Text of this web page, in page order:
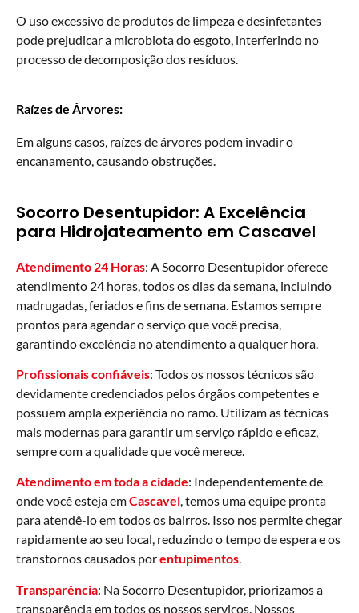
O uso excessivo de produtos de limpeza e desinfetantes
pode prejudicar a microbiota do esgoto, interferindo no
processo de decomposição dos resíduos.
Raízes de Árvores:
Em alguns casos, raízes de árvores podem invadir o
encanamento, causando obstruções.
Socorro Desentupidor: A Excelência
para Hidrojateamento em Cascavel
Atendimento 24 Horas: A Socorro Desentupidor oferece
atendimento 24 horas, todos os dias da semana, incluindo
madrugadas, feriados e fins de semana. Estamos sempre
prontos para agendar o serviço que você precisa,
garantindo excelência no atendimento a qualquer hora.
Profissionais confiáveis: Todos os nossos técnicos são
devidamente credenciados pelos órgãos competentes e
possuem ampla experiência no ramo. Utilizam as técnicas
mais modernas para garantir um serviço rápido e eficaz,
sempre com a qualidade que você merece.
Atendimento em toda a cidade: Independentemente de
onde você esteja emCascavel, temos uma equipe pronta
para atendê-lo em todos os bairros. Isso nos permite chegar
rapidamente ao seu local, reduzindo o tempo de espera e os
transtornos causados porentupimentos.
Transparência: Na Socorro Desentupidor, priorizamos a
transparência em todos os nossos serviços. Nossos